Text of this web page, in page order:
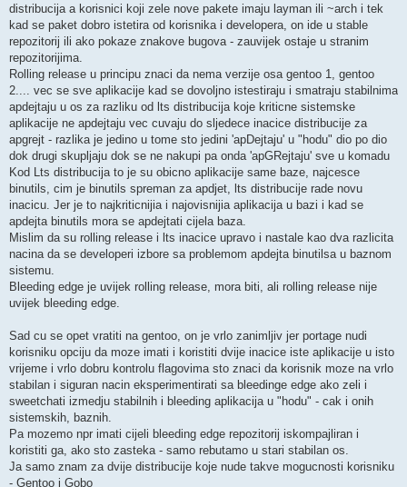
distribucija a korisnici koji zele nove pakete imaju layman ili ~arch i tek
kad se paket dobro istetira od korisnika i developera, on ide u stable
repozitorij ili ako pokaze znakove bugova - zauvijek ostaje u stranim
repozitorijima.
Rolling release u principu znaci da nema verzije osa gentoo 1, gentoo
2.... vec se sve aplikacije kad se dovoljno istestiraju i smatraju stabilnima
apdejtaju u os za razliku od lts distribucija koje kriticne sistemske
aplikacije ne apdejtaju vec cuvaju do sljedece inacice distribucije za
apgrejt - razlika je jedino u tome sto jedini 'apDejtaju' u "hodu" dio po dio
dok drugi skupljaju dok se ne nakupi pa onda 'apGRejtaju' sve u komadu
Kod Lts distribucija to je su obicno aplikacije same baze, najcesce
binutils, cim je binutils spreman za apdjet, lts distribucije rade novu
inacicu. Jer je to najkriticnijia i najovisnijia aplikacija u bazi i kad se
apdejta binutils mora se apdejtati cijela baza.
Mislim da su rolling release i lts inacice upravo i nastale kao dva razlicita
nacina da se developeri izbore sa problemom apdejta binutilsa u baznom
sistemu.
Bleeding edge je uvijek rolling release, mora biti, ali rolling release nije
uvijek bleeding edge.
Sad cu se opet vratiti na gentoo, on je vrlo zanimljiv jer portage nudi
korisniku opciju da moze imati i koristiti dvije inacice iste aplikacije u isto
vrijeme i vrlo dobru kontrolu flagovima sto znaci da korisnik moze na vrlo
stabilan i siguran nacin eksperimentirati sa bleedinge edge ako zeli i
sweetchati izmedju stabilnih i bleeding aplikacija u "hodu" - cak i onih
sistemskih, baznih.
Pa mozemo npr imati cijeli bleeding edge repozitorij iskompajliran i
koristiti ga, ako sto zasteka - samo rebutamo u stari stabilan os.
Ja samo znam za dvije distribucije koje nude takve mogucnosti korisniku
- Gentoo i Gobo